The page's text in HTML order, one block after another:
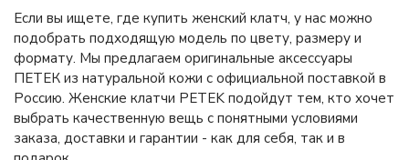
Если вы ищете, где купить женский клатч, у нас можно
подобрать подходящую модель по цвету, размеру и
формату. Мы предлагаем оригинальные аксессуары
ПЕТЕК из натуральной кожи с официальной поставкой в
Россию. Женские клатчи PETEK подойдут тем, кто хочет
выбрать качественную вещь с понятными условиями
заказа, доставки и гарантии - как для себя, так и в